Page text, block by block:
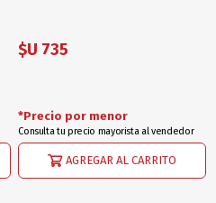
$U 735
AGREGAR AL CARRITO
*Precio por menor
Consulta tu precio mayorista al vendedor